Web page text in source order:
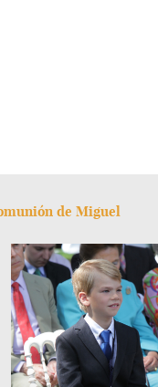
de Miguel